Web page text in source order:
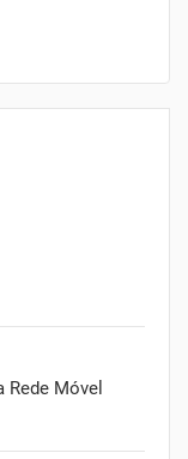
Rede Móvel